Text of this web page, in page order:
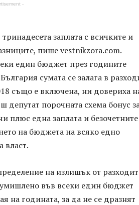
-
заплата с всичките и
пише vestnikzora.com.
един бюджет през годините
сумата се залага в
също е включена, ни довериха
порочната схема бонус
плюс една заплата и
на бюджета на всяко едно
власт.
на излишък от
умишлено във всеки един бюджет
на годината, за да не се дразнят